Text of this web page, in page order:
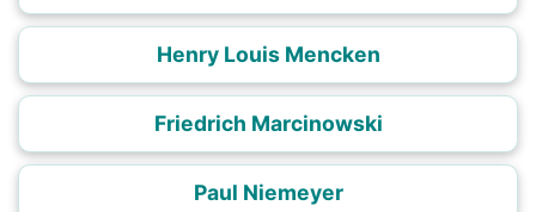
Henry Louis Mencken
Friedrich Marcinowski
Paul Niemeyer